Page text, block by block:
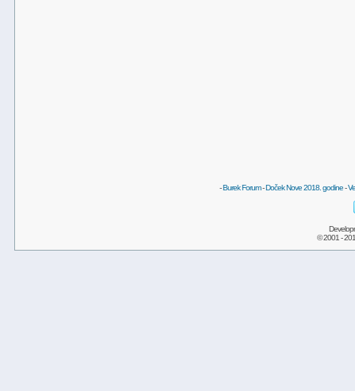
-Burek Forum-Doček Nove 2018. godine-
© 2001 -